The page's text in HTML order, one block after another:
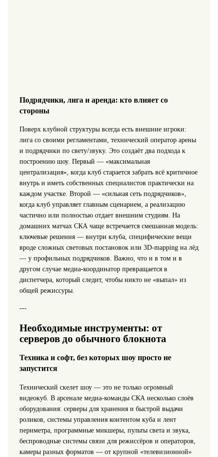
Подрядчики, лига и аренда: кто влияет со
стороны
Поверх клубной структуры всегда есть внешние игроки:
лига со своими регламентами, технический оператор арены
и подрядчики по свету/звуку. Это создаёт два подхода к
построению шоу. Первый — «максимальная
централизация», когда клуб старается забрать всё критичное
внутрь и иметь собственных специалистов практически на
каждом участке. Второй — «сильная сеть подрядчиков»,
когда клуб управляет главным сценарием, а реализацию
частично или полностью отдает внешним студиям. На
домашних матчах СКА чаще встречается смешанная модель:
ключевые решения — внутри клуба, специфические вещи
вроде сложных световых постановок или 3D‑mapping на лёд
— у профильных подрядчиков. Важно, что и в том и в
другом случае медиа‑координатор превращается в
диспетчера, который следит, чтобы никто не «выпал» из
общей режиссуры.
---
Необходимые инструменты: от
серверов до обычного блокнота
Техника и софт, без которых шоу просто не
запустится
Технический скелет шоу — это не только огромный
видеокуб. В арсенале медиа-команды СКА несколько слоёв
оборудования: серверы для хранения и быстрой выдачи
роликов, системы управления контентом куба и лент
периметра, программные микшеры, пульты света и звука,
беспроводные системы связи для режиссёров и операторов,
камеры разных форматов — от крупной «телевизионной»